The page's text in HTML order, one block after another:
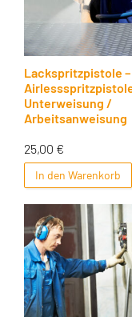
Lackspritzpistole –
Unterweisung /
Arbeitsanweisung
25,00 €
In den Warenkorb